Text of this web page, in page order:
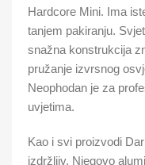
Hardcore Mini. Ima
tanjem pakiranju.
snažna konstrukcija
pružanje izvrsnog
Neophodan je za
uvjetima.
Kao i svi proizvodi
izdržljiv. Njegovo